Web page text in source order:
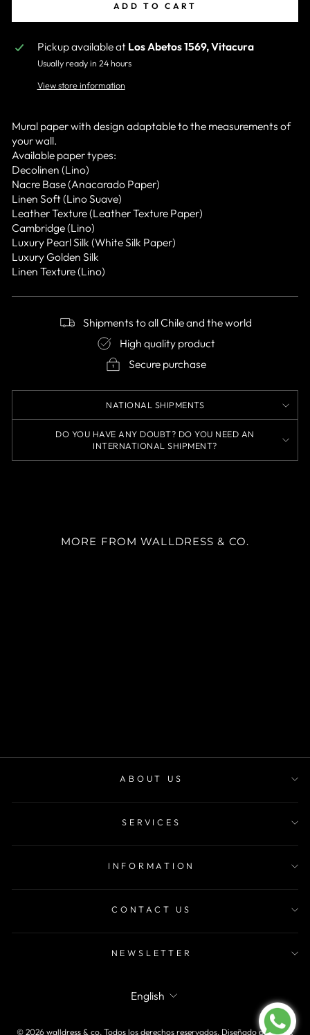
ADD TO CART
Pickup available at Los Abetos 1569, Vitacura
Usually ready in 24 hours
View store information
Mural paper with design adaptable to the measurements of
your wall.
Available paper types:
Decolinen (Lino)
Nacre Base (Anacarado Paper)
Linen Soft (Lino Suave)
Leather Texture (Leather Texture Paper)
Cambridge (Lino)
Luxury Pearl Silk (White Silk Paper)
Luxury Golden Silk
Linen Texture (Lino)
Shipments to all Chile and the world
High quality product
Secure purchase
NATIONAL SHIPMENTS
DO YOU HAVE ANY DOUBT? DO YOU NEED AN
INTERNATIONAL SHIPMENT?
MORE FROM WALLDRESS & CO.
ABOUT US
SERVICES
INFORMATION
CONTACT US
NEWSLETTER
LANGUAGE
English
© 2026 walldress & co. Todos los derechos reservados. Diseñado porMOR